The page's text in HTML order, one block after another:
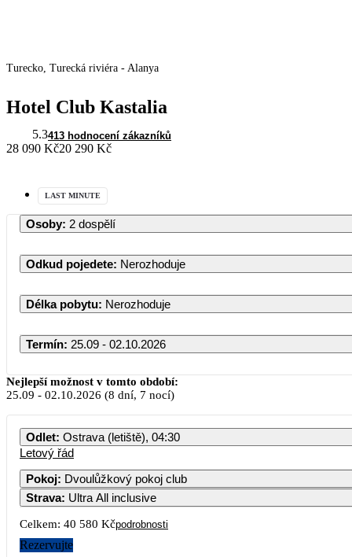
Turecko, Turecká riviéra - Alanya
Hotel Club Kastalia
5.3413 hodnocení zákazníků
28 090 Kč20 290 Kč
LAST MINUTE
Osoby: 2 dospělí
Odkud pojedete: Nerozhoduje
Délka pobytu: Nerozhoduje
Termín: 25.09 - 02.10.2026
Září 2026
PO ÚT ST ČT PÁ
22 890 24 390 24
7
Nejlepší možnost v tomto období:
25.09 - 02.10.2026 (8 dní, 7 nocí)
Odlet: Ostrava (letiště), 04:30
Letový řád
Pokoj: Dvoulůžkový pokoj club
Strava: Ultra All inclusive
Celkem: 40 580 Kčpodrobnosti
Rezervujte